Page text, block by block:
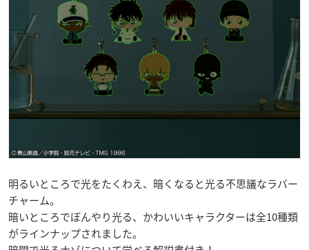
明るいところで光をたくわえ、暗くなると光る不思議なラバー
チャーム。
暗いところでぼんやり光る、かわいいキャラクターは全10種類
がラインナップされました。